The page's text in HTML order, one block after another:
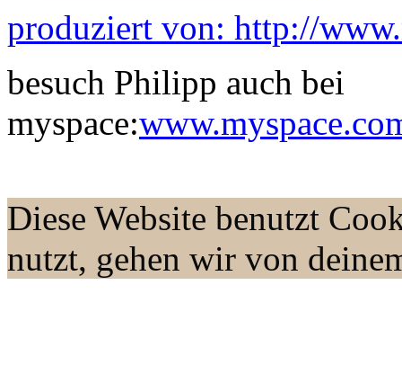
produziert von: http://
besuch Philipp auch bei
myspace:
Diese Website benutzt
nutzt, gehen wir von